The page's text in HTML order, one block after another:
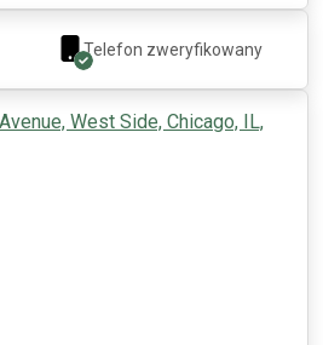
Telefon zweryfikowany
West Side, Chicago, IL,